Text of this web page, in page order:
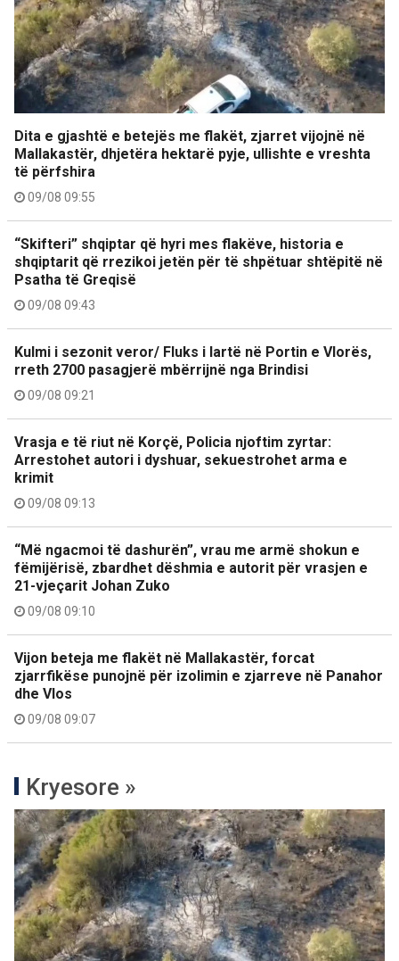
Dita e gjashtë e betejës me flakët, zjarret vijojnë në
Mallakastër, dhjetëra hektarë pyje, ullishte e vreshta
të përfshira
09/08 09:55
“Skifteri” shqiptar që hyri mes flakëve, historia e
shqiptarit që rrezikoi jetën për të shpëtuar shtëpitë në
Psatha të Greqisë
09/08 09:43
Kulmi i sezonit veror/ Fluks i lartë në Portin e Vlorës,
rreth 2700 pasagjerë mbërrijnë nga Brindisi
09/08 09:21
Vrasja e të riut në Korçë, Policia njoftim zyrtar:
Arrestohet autori i dyshuar, sekuestrohet arma e
krimit
09/08 09:13
“Më ngacmoi të dashurën”, vrau me armë shokun e
fëmijërisë, zbardhet dëshmia e autorit për vrasjen e
21-vjeçarit Johan Zuko
09/08 09:10
Vijon beteja me flakët në Mallakastër, forcat
zjarrfikëse punojnë për izolimin e zjarreve në Panahor
dhe Vlos
09/08 09:07
Kryesore »